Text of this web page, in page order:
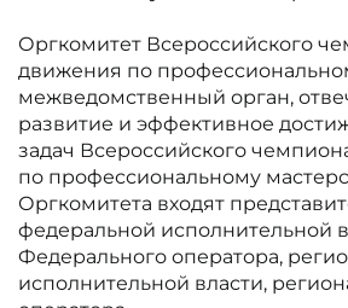
Оргкомитет Всероссийского
движения по
межведомственный орган,
развитие и эффективное
задач Всероссийского
по профессиональному
Оргкомитета входят
федеральной исполнительной
Федерального оператора,
исполнительной власти,